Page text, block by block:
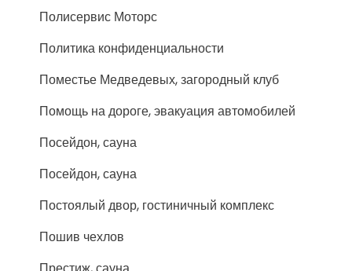
Полисервис Моторс
Политика конфиденциальности
Поместье Медведевых, загородный клуб
Помощь на дороге, эвакуация автомобилей
Посейдон, сауна
Посейдон, сауна
Постоялый двор, гостиничный комплекс
Пошив чехлов